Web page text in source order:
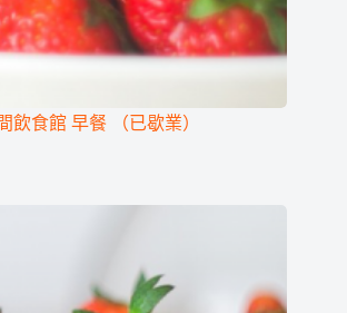
食館 早餐 （已歇業）